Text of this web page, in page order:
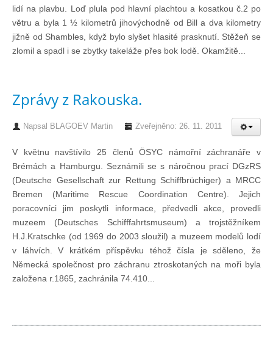
Fotogalerie
Knihovna
Kontakt
Bazar
Mé inzeráty
lidí na plavbu. Loď plula pod hlavní plachtou a kosatkou č.2 po
větru a byla 1 ½ kilometrů jihovýchodně od Bill a dva kilometry
jižně od Shambles, když bylo slyšet hlasité prasknutí. Stěžeň se
zlomil a spadl i se zbytky takeláže přes bok lodě. Okamžitě...
Zprávy z Rakouska.
Napsal BLAGOEV Martin Zveřejněno: 26. 11. 2011
V květnu navštívilo 25 členů ÖSYC námořní záchranáře v
Brémách a Hamburgu. Seznámili se s náročnou prací DGzRS
(Deutsche Gesellschaft zur Rettung Schiffbrüchiger) a MRCC
Bremen (Maritime Rescue Coordination Centre). Jejich
poracovníci jim poskytli informace, předvedli akce, provedli
muzeem (Deutsches Schifffahrtsmuseum) a trojstěžníkem
H.J.Kratschke (od 1969 do 2003 sloužil) a muzeem modelů lodí
v láhvích. V krátkém příspěvku téhož čísla je sděleno, že
Německá společnost pro záchranu ztroskotaných na moři byla
založena r.1865, zachránila 74.410...